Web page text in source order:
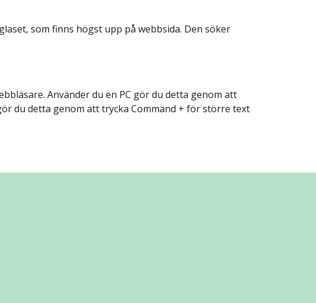
som finns högst upp på webbsida. Den söker
Använder du en PC gör du detta genom att
du detta genom att trycka Command + för större text